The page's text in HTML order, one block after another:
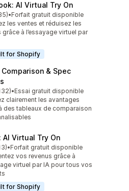
AI Virtual Try On
sur 5
au total
•Forfait gratuit disponible
les ventes et réduisez les
grâce à l’essayage virtuel par
for Shopify
Comparison & Spec
sur 5
au total
•Essai gratuit disponible
clairement les avantages
des tableaux de comparaison
AI Virtual Try On
sur 5
au total
•Forfait gratuit disponible
vos revenus grâce à
virtuel par IA pour tous vos
for Shopify